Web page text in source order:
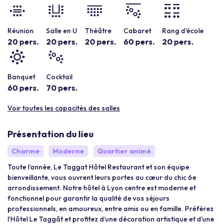
Réunion
20 pers.
Salle en U
20 pers.
Théâtre
20 pers.
Cabaret
60 pers.
Rang d'école
20 pers.
Banquet
60 pers.
Cocktail
70 pers.
Voir toutes les capacités des salles
Présentation du lieu
Charme Moderne
Quartier animé
Toute l’année, Le Taggat Hôtel Restaurant et son équipe
bienveillante, vous ouvrent leurs portes au cœur du chic 6e
arrondissement. Notre hôtel à Lyon centre est moderne et
fonctionnel pour garantir la qualité de vos séjours
professionnels, en amoureux, entre amis ou en famille. Préférez
l’Hôtel Le Taggât et profitez d’une décoration artistique et d’une